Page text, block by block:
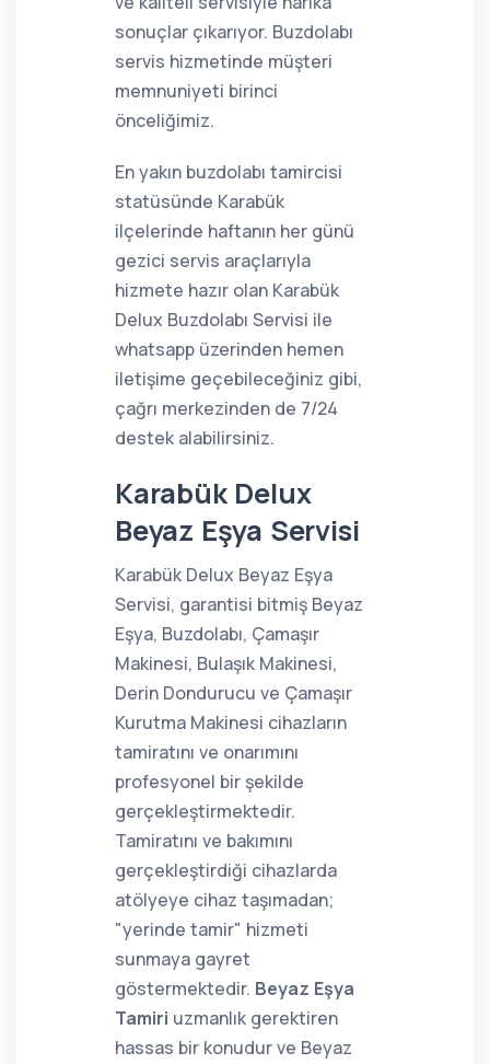
sonuçlar çıkarıyor. Buzdolabı
servis hizmetinde müşteri
memnuniyeti birinci
önceliğimiz.
En yakın buzdolabı tamircisi
statüsünde Karabük
ilçelerinde haftanın her günü
gezici servis araçlarıyla
hizmete hazır olan Karabük
Delux Buzdolabı Servisi ile
whatsapp üzerinden hemen
iletişime geçebileceğiniz gibi,
çağrı merkezinden de 7/24
destek alabilirsiniz.
Karabük Delux
Beyaz Eşya Servisi
Karabük Delux Beyaz Eşya
Servisi, garantisi bitmiş Beyaz
Eşya, Buzdolabı, Çamaşır
Makinesi, Bulaşık Makinesi,
Derin Dondurucu ve Çamaşır
Kurutma Makinesi cihazların
tamiratını ve onarımını
profesyonel bir şekilde
gerçekleştirmektedir.
Tamiratını ve bakımını
gerçekleştirdiği cihazlarda
atölyeye cihaz taşımadan;
"yerinde tamir" hizmeti
sunmaya gayret
göstermektedir. Beyaz Eşya
Tamiri uzmanlık gerektiren
hassas bir konudur ve Beyaz